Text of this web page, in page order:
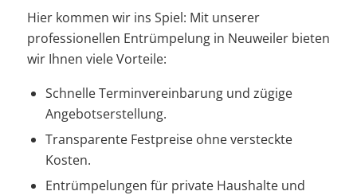
Hier kommen wir ins Spiel: Mit unserer
professionellen Entrümpelung in Neuweiler bieten
wir Ihnen viele Vorteile:
Schnelle Terminvereinbarung und zügige
Angebotserstellung.
Transparente Festpreise ohne versteckte
Kosten.
Entrümpelungen für private Haushalte und